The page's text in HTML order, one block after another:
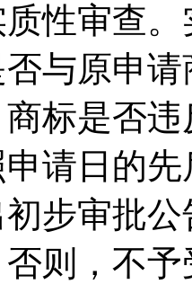
性审查
与原申
标是否
请日的
步审批
则，不